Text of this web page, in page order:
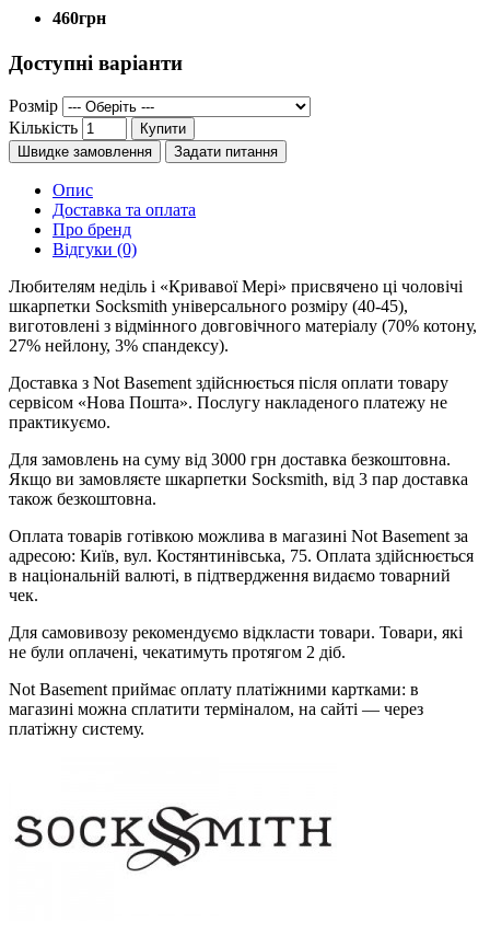
460грн
Доступні варіанти
Розмір
Кількість
Купити
Швидке замовлення
Задати питання
Опис
Доставка та оплата
Про бренд
Відгуки (0)
Любителям неділь і «Кривавої Мері» присвячено ці чоловічі
шкарпетки Socksmith універсального розміру (40-45),
виготовлені з відмінного довговічного матеріалу (70% котону,
27% нейлону, 3% спандексу).
Доставка з Not Basement здійснюється після оплати товару
сервісом «Нова Пошта». Послугу накладеного платежу не
практикуємо.
Для замовлень на суму від 3000 грн доставка безкоштовна.
Якщо ви замовляєте шкарпетки Socksmith, від 3 пар доставка
також безкоштовна.
Оплата товарів готівкою можлива в магазині Not Basement за
адресою: Київ, вул. Костянтинівська, 75. Оплата здійснюється
в національній валюті, в підтвердження видаємо товарний
чек.
Для самовивозу рекомендуємо відкласти товари. Товари, які
не були оплачені, чекатимуть протягом 2 діб.
Not Basement приймає оплату платіжними картками: в
магазині можна сплатити терміналом, на сайті — через
платіжну систему.